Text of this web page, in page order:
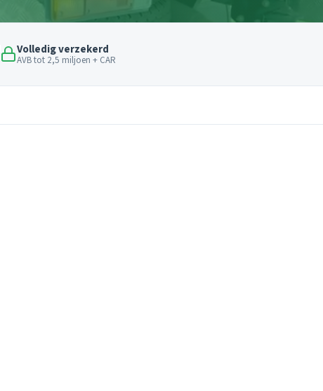
Volledig verzekerd
AVB tot 2,5 miljoen + CAR